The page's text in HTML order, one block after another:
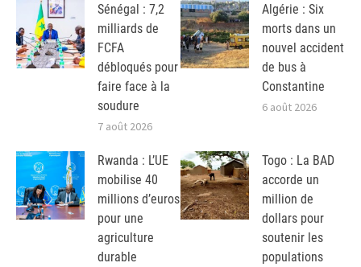
Sénégal : 7,2
milliards de
FCFA
débloqués pour
faire face à la
soudure
7 août 2026
Algérie : Six
morts dans un
nouvel accident
de bus à
Constantine
6 août 2026
Rwanda : L’UE
mobilise 40
millions d’euros
pour une
agriculture
durable
Togo : La BAD
accorde un
million de
dollars pour
soutenir les
populations